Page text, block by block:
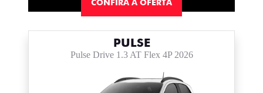
CONFIRA A OFERTA
PULSE
Pulse Drive 1.3 AT Flex 4P 2026